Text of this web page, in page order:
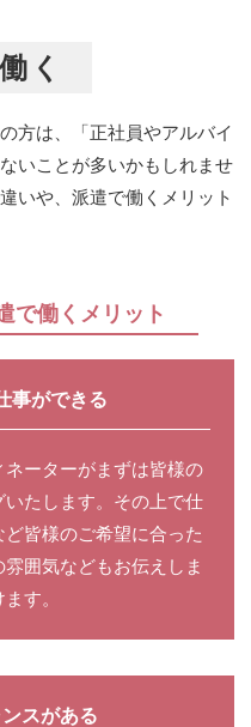
く
方は、「正社員やアルバイ
いことが多いかもしれませ
いや、派遣で働くメリット
で働くメリット
事ができる
ーターがまずは皆様の
たします。その上で仕
皆様のご希望に合った
囲気などもお伝えしま
す。
スがある